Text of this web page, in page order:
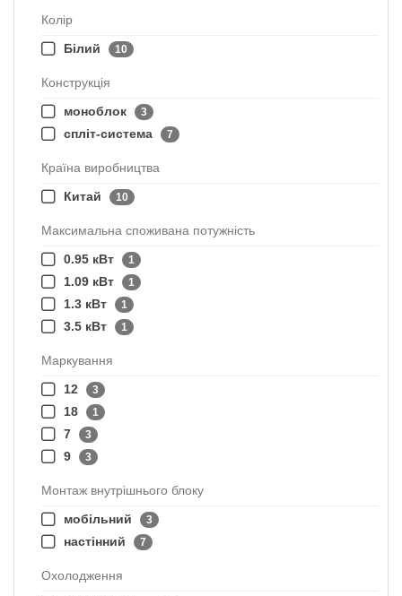
Колір
Білий
10
Конструкція
моноблок
3
спліт-система 7
Країна виробництва
Китай
10
Максимальна споживана потужність
0.95 кВт
1
1.09 кВт 1
1.3 кВт 1
3.5 кВт 1
Маркування
12
3
18 1
7 3
9 3
Монтаж внутрішнього блоку
мобільний
3
настінний 7
Охолодження